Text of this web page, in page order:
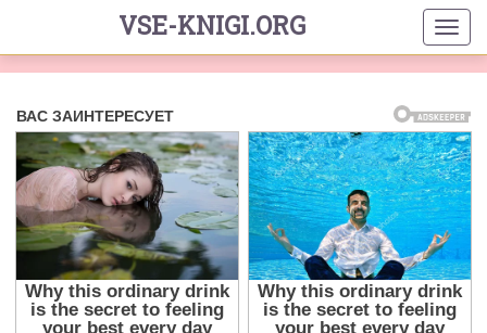
VSE-KNIGI.ORG